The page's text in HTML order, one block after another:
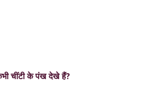
चींटी के पंख देखे हैं?